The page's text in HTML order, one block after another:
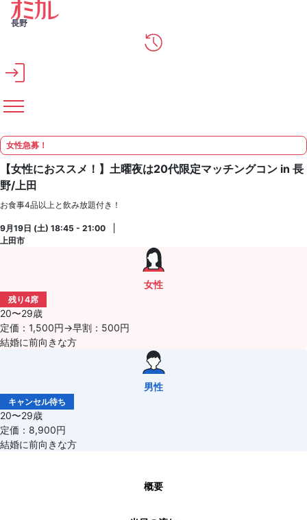
メインコンテンツへスキップ
長野
女性急募！
【女性におススメ！】土曜夜は20代限定マッチングコン in 長
野/上田
お食事4品以上と飲み放題付き！
9月19日 (土) 18:45 - 21:00
上田市
女性
残り4席
20〜29歳
定価：1,500円→早割：500円
結婚に前向きな方
男性
キャンセル待ち
20〜29歳
定価：8,900円
結婚に前向きな方
概要